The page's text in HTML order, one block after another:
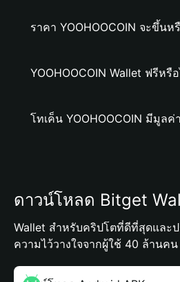
ราคา YOOHOOCOIN จะขึ้นห
YOOHOOCOIN Wallet ฟรีหรื
โทเค็น YOOHOOCOIN มีมูลค่
ดาวน์โหลด Bitget
Wallet สำหรับคริปโตที่ดีที่สุดและ
ความไว้วางใจจากผู้ใช้ 40 ล้านคน